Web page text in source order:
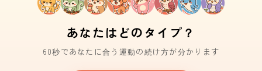
あなたはどのタイプ？
60秒であなたに合う運動の続け方が分かります